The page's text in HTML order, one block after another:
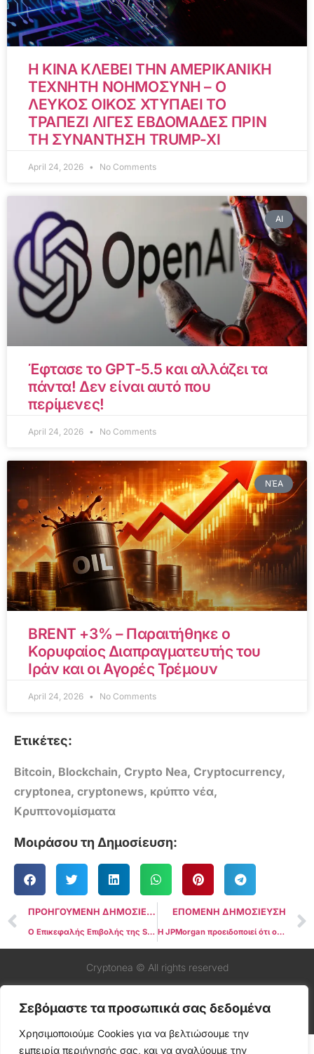
Σεβόμαστε τα προσωπικά σας δεδομένα
Χρησιμοποιούμε Cookies για να βελτιώσουμε την
εμπειρία περιήγησής σας, και να αναλύουμε την
Η ΚΙΝΑ ΚΛΕΒΕΙ ΤΗΝ ΑΜΕΡΙΚΑΝΙΚΗ
ΤΕΧΝΗΤΗ ΝΟΗΜΟΣΥΝΗ – Ο
ΛΕΥΚΟΣ ΟΙΚΟΣ ΧΤΥΠΑΕΙ ΤΟ
ΤΡΑΠΕΖΙ ΛΙΓΕΣ ΕΒΔΟΜΑΔΕΣ ΠΡΙΝ
ΤΗ ΣΥΝΑΝΤΗΣΗ TRUMP-XI
April 24, 2026 No Comments
AI
Έφτασε το GPT-5.5 και αλλάζει τα
πάντα! Δεν είναι αυτό που
περίμενες!
April 24, 2026 No Comments
ΝΈΑ
BRENT +3% – Παραιτήθηκε ο
Κορυφαίος Διαπραγματευτής του
Ιράν και οι Αγορές Τρέμουν
April 24, 2026 No Comments
Ετικέτες:
Bitcoin, Blockchain, Crypto Nea, Cryptocurrency,
cryptonea, cryptonews, κρύπτο νέα,
Κρυπτονομίσματα
Μοιράσου τη Δημοσίευση:
ΠΡΟΗΓΟΥΜΕΝΗ ΔΗΜΟΣΙΕΥΣΗ
Ο Επικεφαλής Επιβολής της SEC, Grewal, θα παραιτηθεί
ΕΠΟΜΕΝΗ ΔΗΜΟΣΙΕΥΣΗ
Η JPMorgan προειδοποιεί ότι οι αυξανόμενες γεωπολιτικές εντάσεις μπορεί να οδηγήσουν τους επενδυτές σε χρυσό και Bitcoin
Cryptonea © All rights reserved